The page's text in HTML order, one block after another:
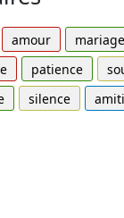
amour mariage
patience
silence